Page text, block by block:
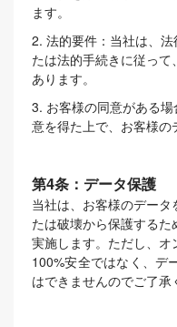
ます。
2. 法的要件：当社は、
たは法的手続きに従っ
あります。
3. お客様の同意がある
意を得た上で、お客様の
第4条：データ保護
当社は、お客様のデー
たは破壊から保護する
実施します。ただし、
100%安全ではなく、デ
はできませんのでご了承